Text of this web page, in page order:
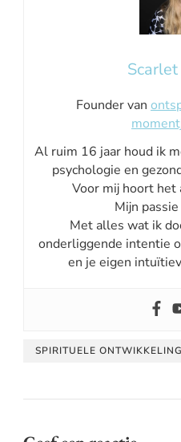
Founder van
Al ruim 16 jaar houd ik
psychologie en
Voor mij hoort het
Mijn passie
Met alles wat ik
onderliggende intentie
en je eigen
SPIRITUELE ONTWIKKELING